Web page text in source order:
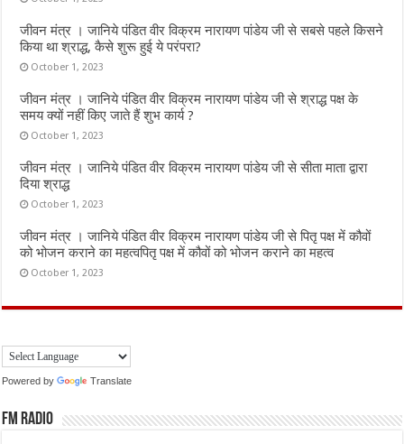
जीवन मंत्र । जानिये पंडित वीर विक्रम नारायण पांडेय जी से सबसे पहले किसने
किया था श्राद्ध, कैसे शुरू हुई ये परंपरा?
October 1, 2023
जीवन मंत्र । जानिये पंडित वीर विक्रम नारायण पांडेय जी से श्राद्ध पक्ष के
समय क्यों नहीं किए जाते हैं शुभ कार्य ?
October 1, 2023
जीवन मंत्र । जानिये पंडित वीर विक्रम नारायण पांडेय जी से सीता माता द्वारा
दिया श्राद्ध
October 1, 2023
जीवन मंत्र । जानिये पंडित वीर विक्रम नारायण पांडेय जी से पितृ पक्ष में कौवों
को भोजन कराने का महत्वपितृ पक्ष में कौवों को भोजन कराने का महत्व
October 1, 2023
Powered by Translate
FM Radio